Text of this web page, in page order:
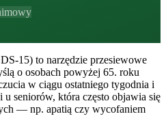
15) to narzędzie przesiewowe
o osobach powyżej 65. roku
w ciągu ostatniego tygodnia i
seniorów, która często objawia się
— np. apatią czy wycofaniem